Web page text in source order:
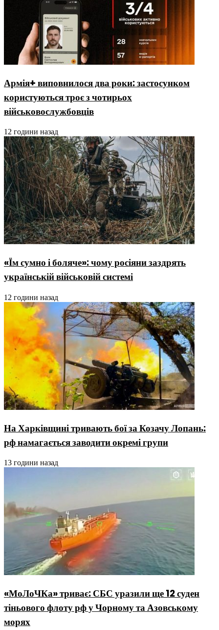
Армія+ виповнилося два роки: застосунком
користуються троє з чотирьох
військовослужбовців
12 години назад
«Їм сумно і боляче»: чому росіяни заздрять
українській військовій системі
12 години назад
На Харківщині тривають бої за Козачу Лопань:
рф намагається заводити окремі групи
13 години назад
«МоЛоЧКа» триває: СБС уразили ще 12 суден
тіньового флоту рф у Чорному та Азовському
морях